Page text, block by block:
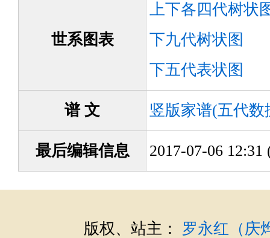
世系图表
上下各四代树状
下九代树状图
下五代表状图
谱 文 竖版家谱(五代数
最后编辑信息 2017-07-06
版权、站主： 罗永红（庆